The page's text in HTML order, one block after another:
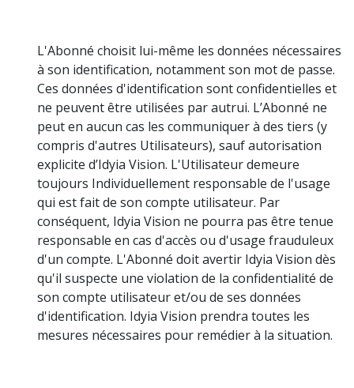
L'Abonné choisit lui-même les données nécessaires
à son identification, notamment son mot de passe.
Ces données d'identification sont confidentielles et
ne peuvent être utilisées par autrui. L’Abonné ne
peut en aucun cas les communiquer à des tiers (y
compris d'autres Utilisateurs), sauf autorisation
explicite d’Idyia Vision. L'Utilisateur demeure
toujours Individuellement responsable de l'usage
qui est fait de son compte utilisateur. Par
conséquent, Idyia Vision ne pourra pas être tenue
responsable en cas d'accès ou d'usage frauduleux
d'un compte. L'Abonné doit avertir Idyia Vision dès
qu'il suspecte une violation de la confidentialité de
son compte utilisateur et/ou de ses données
d'identification. Idyia Vision prendra toutes les
mesures nécessaires pour remédier à la situation.